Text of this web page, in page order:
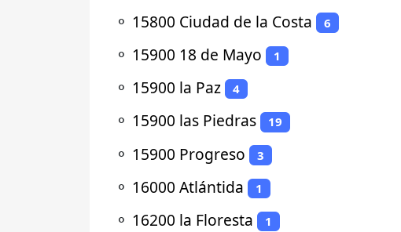
⚬ 15800 Ciudad de la Costa 6
⚬ 15900 18 de Mayo 1
⚬ 15900 la Paz 4
⚬ 15900 las Piedras 19
⚬ 15900 Progreso 3
⚬ 16000 Atlántida 1
⚬ 16200 la Floresta 1